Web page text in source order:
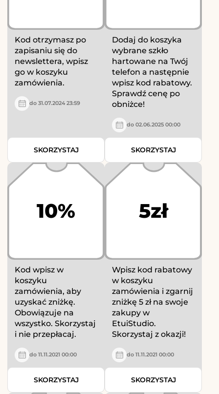
Kod otrzymasz po
zapisaniu się do
newslettera, wpisz
go w koszyku
zamówienia.
do 31.07.2024 23:59
SKORZYSTAJ
Dodaj do koszyka
wybrane szkło
hartowane na Twój
telefon a następnie
wpisz kod rabatowy.
Sprawdź cenę po
obniżce!
do 02.06.2025 00:00
SKORZYSTAJ
10%
Kod wpisz w
koszyku
zamówienia, aby
uzyskać zniżkę.
Obowiązuje na
wszystko. Skorzystaj
i nie przepłacaj.
do 11.11.2021 00:00
SKORZYSTAJ
5zł
Wpisz kod rabatowy
w koszyku
zamówienia i zgarnij
zniżkę 5 zł na swoje
zakupy w
EtuiStudio.
Skorzystaj z okazji!
do 11.11.2021 00:00
SKORZYSTAJ